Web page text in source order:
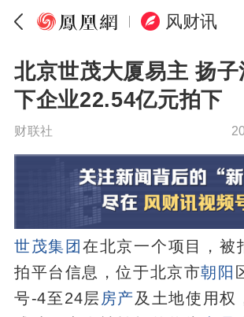
风财讯
北京世茂大厦易主 扬
下企业22.54亿元拍下
财联社
世茂集团 在北京一个项目，被
拍平台信息，位于北京市朝阳
号-4至24层 房产及土地使用权